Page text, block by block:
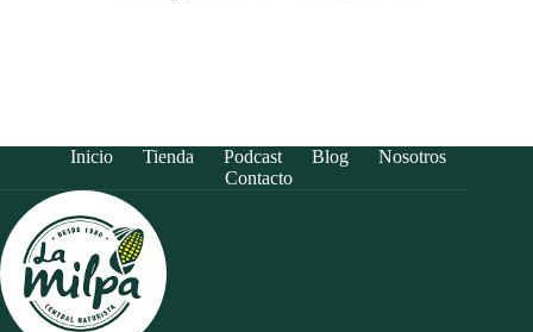
Inicio Tienda Podcast Blog
Nosotros
Contacto